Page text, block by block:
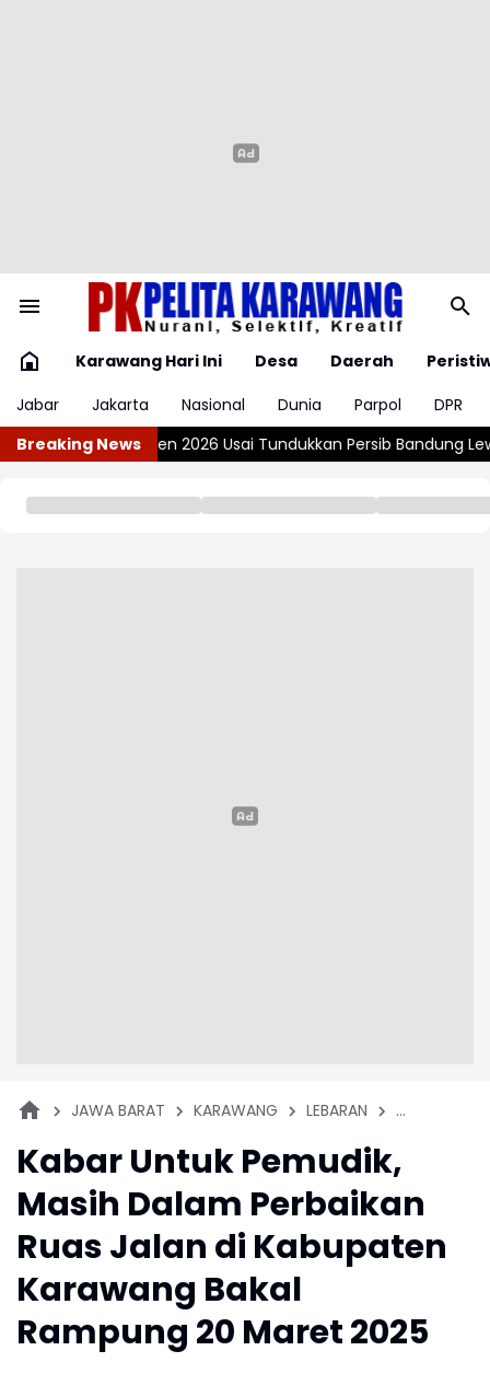
Karawang Hari Ini Desa Daerah
Jabar
Jakarta Nasional Dunia Parpol
DPR
Breaking NewsPersib Bandung Lewat Adu Penalti Kemnaker
JAWA BARAT KARAWANG LEBARAN MUDIK
Kabar Untuk Pemudik,
Masih Dalam Perbaikan
Ruas Jalan di Kabupaten
Karawang Bakal
Rampung 20 Maret 2025